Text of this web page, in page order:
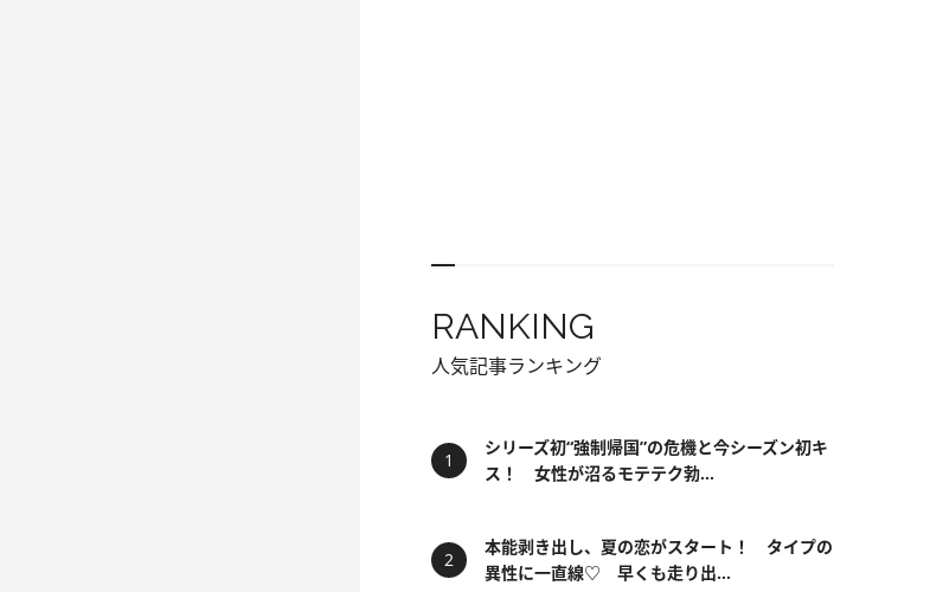
RANKING
人気記事ランキング
シリーズ初“強制帰国”の危機と今シーズン初キ
ス！ 女性が沼るモテテク勃...
本能剥き出し、夏の恋がスタート！ タイプの
異性に一直線♡ 早くも走り出...